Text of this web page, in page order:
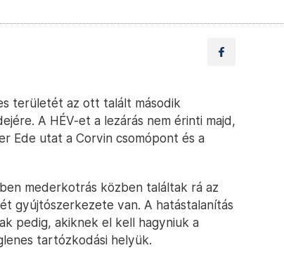
területét az ott talált második
A HÉV-et a lezárás nem érinti majd,
Ede utat a Corvin csomópont és a
mederkotrás közben találtak rá az
gyújtószerkezete van. A hatástalanítás
pedig, akiknek el kell hagyniuk a
tartózkodási helyük.